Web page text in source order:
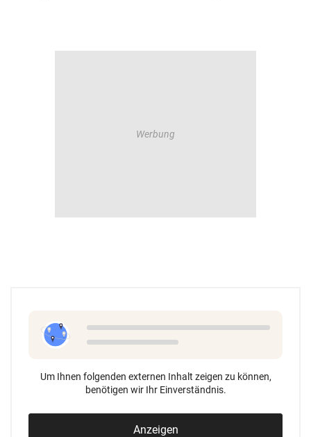
Um Ihnen folgenden externen Inhalt zeigen zu können,
benötigen wir Ihr Einverständnis.
Anzeigen